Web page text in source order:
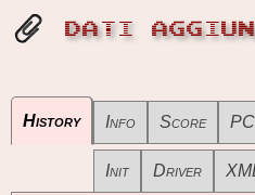
DATI
History Info Score
Init Driver